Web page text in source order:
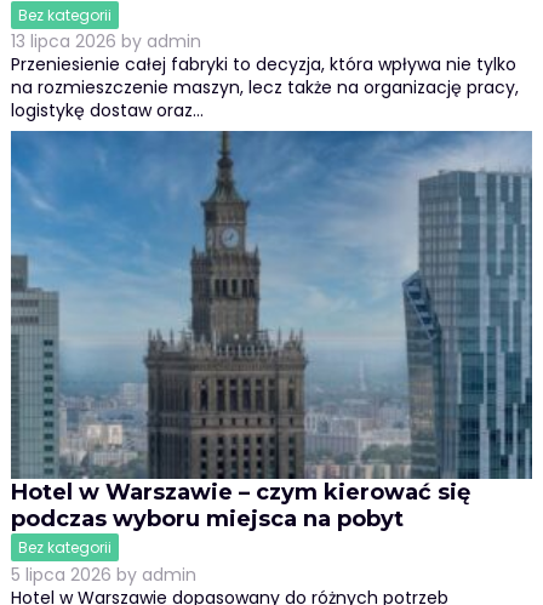
Bez kategorii
13 lipca 2026 by admin
Przeniesienie całej fabryki to decyzja, która wpływa nie tylko
na rozmieszczenie maszyn, lecz także na organizację pracy,
logistykę dostaw oraz…
Hotel w Warszawie – czym kierować się
podczas wyboru miejsca na pobyt
Bez kategorii
5 lipca 2026 by admin
Hotel w Warszawie dopasowany do różnych potrzeb